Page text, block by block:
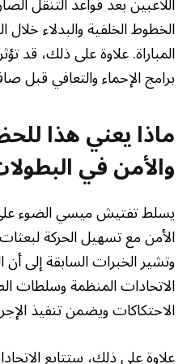
الخطوط الخلفية والبدلاء
المباراة. علاوة على ذلك، قد
برامج الإحماء والتعافي قبل
ماذا يعني هذا
والأمن في
يسلط تفتيش ميسي الضوء
الأمن مع تسهيل الحركة لبعثات
وتشير الخبرات السابقة إلى
الاتحادات المنظمة وسلطات
الاحتكاكات ويضمن تنفيذ
علاوة على ذلك، ستتابع